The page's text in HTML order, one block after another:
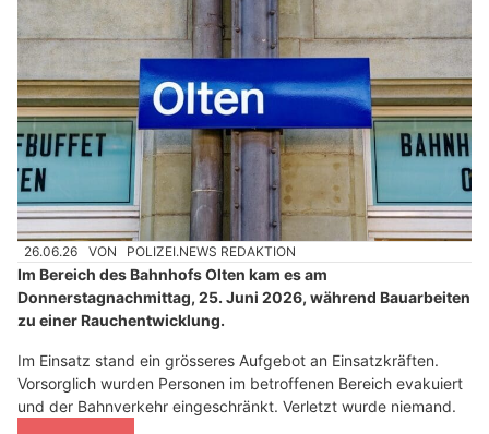
26.06.26 VON POLIZEI.NEWS REDAKTION
Im Bereich des Bahnhofs Olten kam es am
Donnerstagnachmittag, 25. Juni 2026, während Bauarbeiten
zu einer Rauchentwicklung.
Im Einsatz stand ein grösseres Aufgebot an Einsatzkräften.
Vorsorglich wurden Personen im betroffenen Bereich evakuiert
und der Bahnverkehr eingeschränkt. Verletzt wurde niemand.